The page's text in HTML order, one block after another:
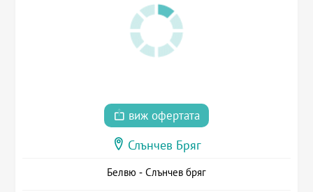
виж офертата
Слънчев Бряг
Белвю - Слънчев бряг